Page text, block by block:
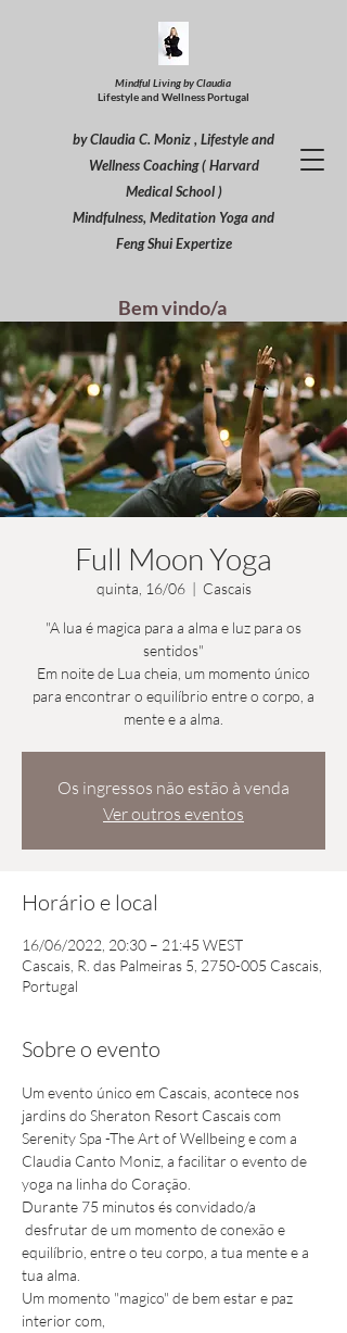
Mindful Living by Claudia
Lifestyle and Wellness Portugal
by Claudia C. Moniz , Lifestyle and
Wellness Coaching ( Harvard
Medical School )
Mindfulness, Meditation Yoga and
Feng Shui Expertize
Bem vindo/a
Full Moon Yoga
quinta, 16/06
  |
Cascais
"A lua é magica para a alma e luz para os
sentidos"
Em noite de Lua cheia, um momento único
para encontrar o equilíbrio entre o corpo, a
mente e a alma.
Os ingressos não estão à venda
Ver outros eventos
Horário e local
16/06/2022, 20:30 – 21:45 WEST
Cascais, R. das Palmeiras 5, 2750-005 Cascais,
Portugal
Sobre o evento
Um evento único em Cascais, acontece nos
jardins do Sheraton Resort Cascais com
Serenity Spa -The Art of Wellbeing e com a
Claudia Canto Moniz, a facilitar o evento de
yoga na linha do Coração.
Durante 75 minutos és convidado/a
desfrutar de um momento de conexão e
equilíbrio, entre o teu corpo, a tua mente e a
tua alma.
Um momento "magico" de bem estar e paz
interior com,